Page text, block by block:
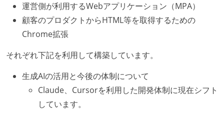
運営側が利用するWebアプリケーション（MPA）
顧客のプロダクトからHTML等を取得するための
Chrome拡張
それぞれ下記を利用して構築しています。
生成AIの活用と今後の体制について
Claude、Cursorを利用した開発体制に現在シフト
しています。